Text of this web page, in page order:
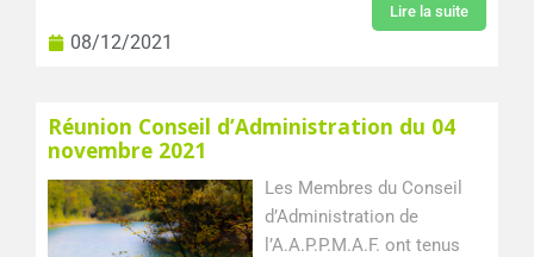
Lire la suite
08/12/2021
Réunion Conseil d’Administration du 04
novembre 2021
Les Membres du Conseil
d’Administration de
l’A.A.P.P.M.A.F. ont tenus